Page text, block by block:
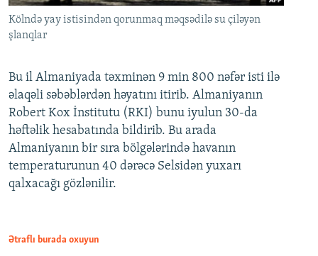
Kölndə yay istisindən qorunmaq məqsədilə su çiləyən
şlanqlar
Bu il Almaniyada təxminən 9 min 800 nəfər isti ilə
əlaqəli səbəblərdən həyatını itirib. Almaniyanın
Robert Kox İnstitutu (RKI) bunu iyulun 30-da
həftəlik hesabatında bildirib. Bu arada
Almaniyanın bir sıra bölgələrində havanın
temperaturunun 40 dərəcə Selsidən yuxarı
qalxacağı gözlənilir.
Ətraflı burada oxuyun